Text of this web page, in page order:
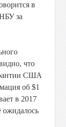
в
за
что
США
об $1
в 2017
ожидалось